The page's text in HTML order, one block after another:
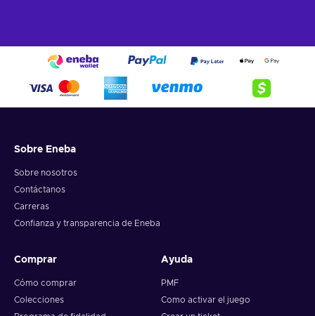
Sobre Eneba
Sobre nosotros
Contáctanos
Carreras
Confianza y transparencia de Eneba
Comprar
Cómo comprar
Colecciones
Ayuda
PMF
Como activar el juego